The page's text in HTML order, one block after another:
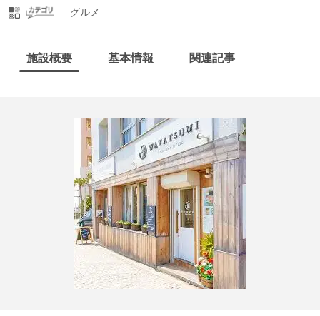
グルメ
施設概要 基本情報 関連記事